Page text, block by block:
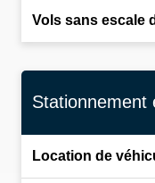
Vols sans escale
Stationnement
Location de